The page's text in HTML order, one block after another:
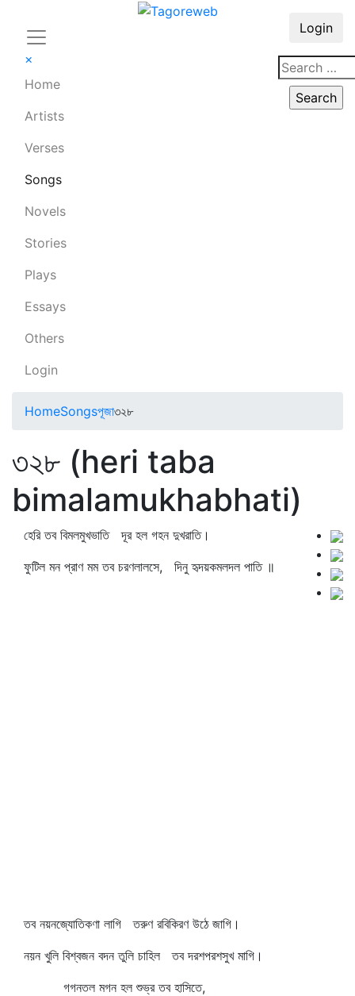
×
Home
Artists
Verses
Songs
Novels
Stories
Plays
Essays
Others
Login
Login
HomeSongsপূজা৩২৮
৩২৮ (heri taba
bimalamukhabhati)
হেরি তব বিমলমুখভাতি দূর হল গহন দুখরাতি।
ফুটিল মন প্রাণ মম তব চরণলালসে, দিনু হৃদয়কমলদল পাতি ॥
তব নয়নজ্যোতিকণা লাগি তরুণ রবিকিরণ উঠে জাগি।
নয়ন খুলি বিশ্বজন বদন তুলি চাহিল তব দরশপরশসুখ মাগি।
গগনতল মগন হল শুভ্র তব হাসিতে,